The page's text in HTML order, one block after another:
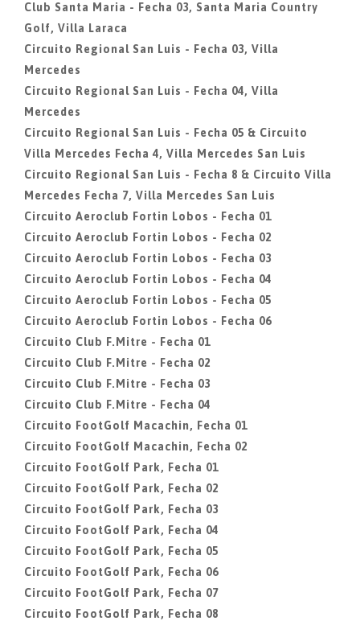
Club Santa Maria - Fecha 03, Santa Maria Country
Golf, Villa Laraca
Circuito Regional San Luis - Fecha 03, Villa
Mercedes
Circuito Regional San Luis - Fecha 04, Villa
Mercedes
Circuito Regional San Luis - Fecha 05 & Circuito
Villa Mercedes Fecha 4, Villa Mercedes San Luis
Circuito Regional San Luis - Fecha 8 & Circuito Villa
Mercedes Fecha 7, Villa Mercedes San Luis
Circuito Aeroclub Fortin Lobos - Fecha 01
Circuito Aeroclub Fortin Lobos - Fecha 02
Circuito Aeroclub Fortin Lobos - Fecha 03
Circuito Aeroclub Fortin Lobos - Fecha 04
Circuito Aeroclub Fortin Lobos - Fecha 05
Circuito Aeroclub Fortin Lobos - Fecha 06
Circuito Club F.Mitre - Fecha 01
Circuito Club F.Mitre - Fecha 02
Circuito Club F.Mitre - Fecha 03
Circuito Club F.Mitre - Fecha 04
Circuito FootGolf Macachin, Fecha 01
Circuito FootGolf Macachin, Fecha 02
Circuito FootGolf Park, Fecha 01
Circuito FootGolf Park, Fecha 02
Circuito FootGolf Park, Fecha 03
Circuito FootGolf Park, Fecha 04
Circuito FootGolf Park, Fecha 05
Circuito FootGolf Park, Fecha 06
Circuito FootGolf Park, Fecha 07
Circuito FootGolf Park, Fecha 08